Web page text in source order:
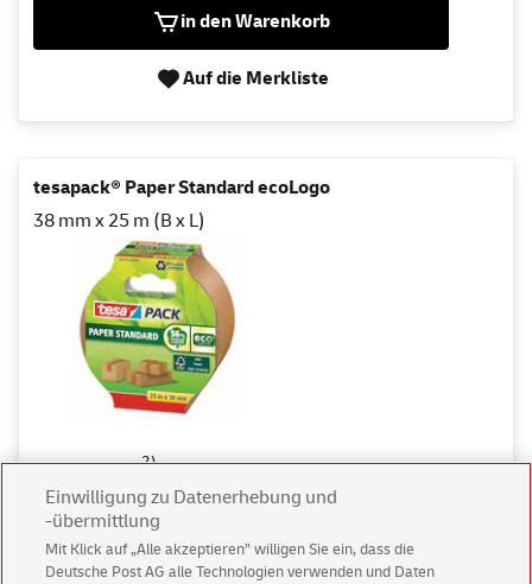
in den Warenkorb
Auf die Merkliste
tesapack® Paper Standard ecoLogo
38 mm x 25 m (B x L)
3,49 €2)
Sofort lieferbar
Einwilligung zu Datenerhebung und
-übermittlung
Mit Klick auf „Alle akzeptieren” willigen Sie ein, dass die
Deutsche Post AG alle Technologien verwenden und Daten